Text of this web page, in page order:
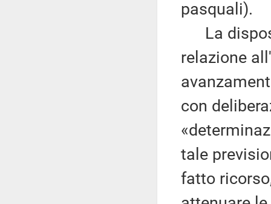
pasquali).
La
relazione
con
tale
fatto